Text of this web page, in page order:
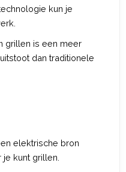
kun je
grillen is een meer
dan traditionele
elektrische bron
kunt grillen.